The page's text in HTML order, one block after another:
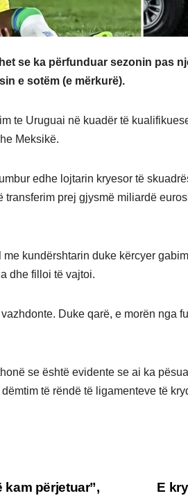
se ka përfunduar sezonin pas
e sotëm (e mërkurë).
te Uruguai në kuadër të
Meksikë.
edhe lojtarin kryesor të
transferim prej gjysmë miliardë
kundërshtarin duke kërcyer
dhe filloi të vajtoi.
Duke qarë, e morën nga
se është evidente se ai ka
të rëndë të ligamenteve të
E
kam përjetuar”,